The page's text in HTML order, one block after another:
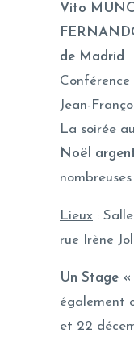
Vito
de Madrid
Conférence
Jean-
La soirée
Noël
Lieux :
rue Irène
Un Stage
également
et 22